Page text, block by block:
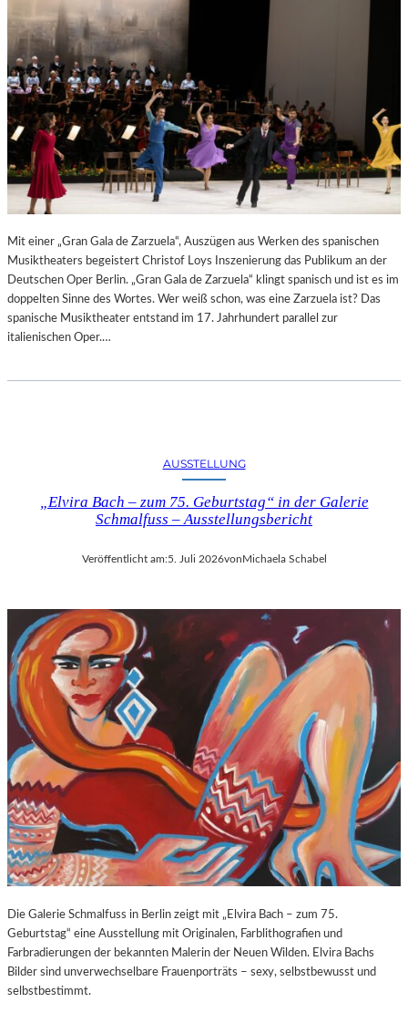
T
–
K
O
Z
E
K
–
I
C
A
Z
A
R
T
S
7
0
.
G
E
B
U
T
S
T
A
Mit einer „Gran Gala de Zarzuela“, Auszügen aus Werken des spanischen
Musiktheaters begeistert Christof Loys Inszenierung das Publikum an der
Deutschen Oper Berlin. „Gran Gala de Zarzuela“ klingt spanisch und ist es im
doppelten Sinne des Wortes. Wer weiß schon, was eine Zarzuela ist? Das
spanische Musiktheater entstand im 17. Jahrhundert parallel zur
italienischen Oper.…
AUSSTELLUNG
„Elvira Bach – zum 75. Geburtstag“ in der Galerie
Schmalfuss – Ausstellungsbericht
Veröffentlicht am:5. Juli 2026von Michaela Schabel
Die Galerie Schmalfuss in Berlin zeigt mit „Elvira Bach – zum 75.
Geburtstag“ eine Ausstellung mit Originalen, Farblithografien und
Farbradierungen der bekannten Malerin der Neuen Wilden. Elvira Bachs
Bilder sind unverwechselbare Frauenporträts – sexy, selbstbewusst und
selbstbestimmt.